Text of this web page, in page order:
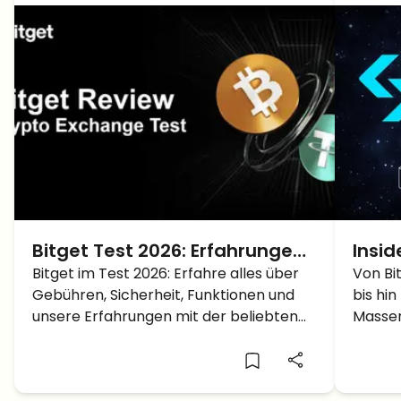
Bitget Test 2026: Erfahrungen,
Gebühren und Sicherheit der
Krypto-Börse
Bitget im Test 2026: Erfahre alles über
Gebühren, Sicherheit, Funktionen und
unsere Erfahrungen mit der beliebten
Usi
Von
bis